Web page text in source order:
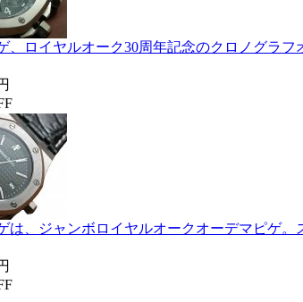
、ロイヤルオーク30周年記念のクロノグラ
は、ジャンボロイヤルオークオーデマピゲ。